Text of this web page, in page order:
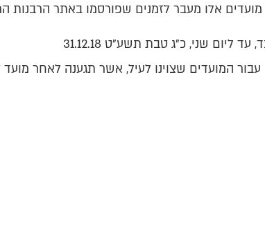
אלו מעבר לזמנים שפורסמו באתר הרבנות
ליום שני, כ"ג טבת תשע"ט 31.12.18
המועדים שצוינו לעיל, אשר תגענה לאחר